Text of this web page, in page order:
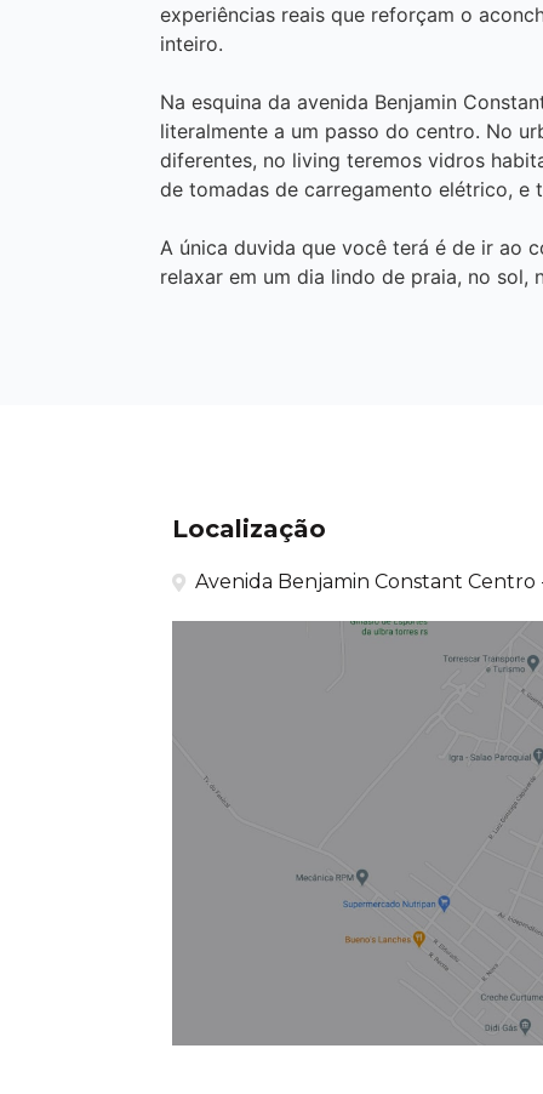
experiências reais que reforçam o
inteiro.
Na esquina da avenida Benjamin
literalmente a um passo do centro. No
diferentes, no living teremos vidros
de tomadas de carregamento elétrico, e
A única duvida que você terá é de ir ao
relaxar em um dia lindo de praia, no sol,
Localização
Avenida Benjamin Constant Centro